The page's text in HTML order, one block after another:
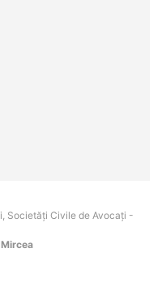
Societăți Civile de Avocați -